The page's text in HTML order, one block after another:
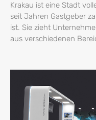
Krakau ist eine Stadt
seit Jahren Gastgeber
ist. Sie zieht
aus verschiedenen